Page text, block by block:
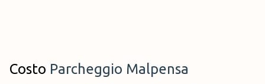
Dato che ParkMundo non è un rivenditore diretto dei
parcheggi ufficiali, vi consigliamo di leggere le recensioni
Costo Parcheggio Malpensa